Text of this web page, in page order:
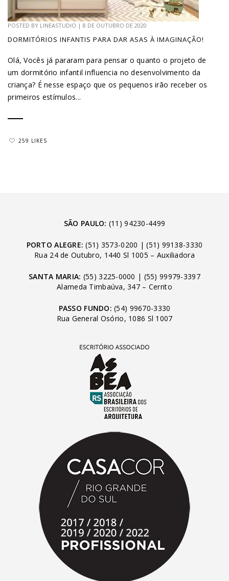
POSTED BY LINEASTUDIO | 8 DE OUTUBRO DE 2020
DORMITÓRIOS INFANTIS PARA DAR ASAS À IMAGINAÇÃO!
Olá, Vocês já pararam para pensar o quanto o projeto de
um dormitório infantil influencia no desenvolvimento da
criança? É nesse espaço que os pequenos irão receber os
primeiros estímulos...
259 LIKES
SÃO PAULO: (11) 94230-4499
PORTO ALEGRE: (51) 3573-0200 |(51) 99138-3330
Rua 24 de Outubro, 1440 Sl 1005 – Auxiliadora
SANTA MARIA: (55) 3225-0000 | (55) 99979-3397
Alameda Timbaúva, 347 – Cerrito
PASSO FUNDO: (54) 99670-3330
Rua General Osório, 1086 Sl 1007